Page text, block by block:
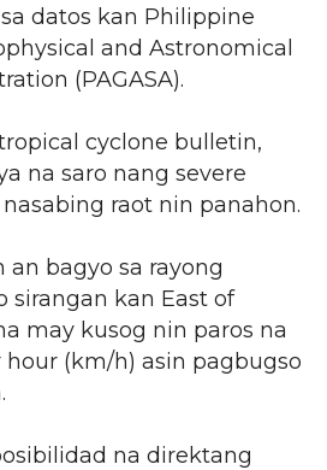
datos kan Philippine
and Astronomical
(PAGASA).
cyclone bulletin,
na saro nang severe
raot nin panahon.
bagyo sa rayong
sirangan kan East of
may kusog nin paros na
(km/h) asin pagbugso
na direktang